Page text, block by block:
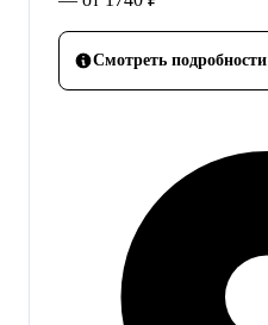
Смотреть подробности